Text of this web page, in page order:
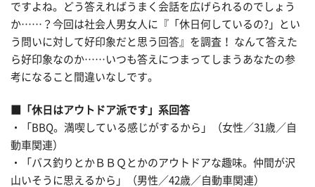
ですよね。どう答えればうまく会話を広げられるのでしょう
か……？今回は社会人男女人に『「休日何しているの?」とい
う問いに対して好印象だと思う回答』を調査！ なんて答えた
ら好印象なのか……いつも答えにつまってしまうあなたの参
考になること間違いなしです。
■「休日はアウトドア派です」系回答
・「BBQ。満喫している感じがするから」（女性／31歳／自
動車関連）
・「バス釣りとかＢＢＱとかのアウトドアな趣味。仲間が沢
山いそうに思えるから」（男性／42歳／自動車関連）